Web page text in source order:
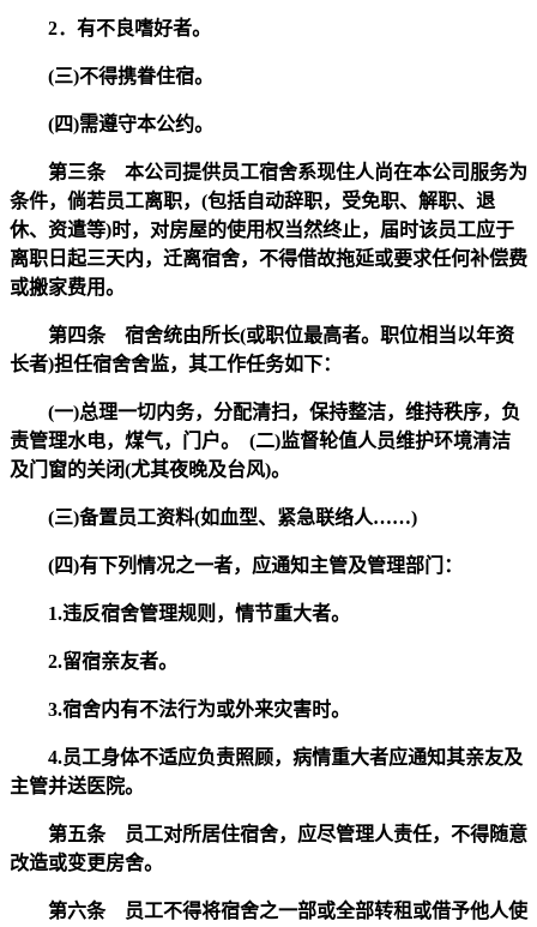
2．有不良嗜好者。
(三)不得携眷住宿。
(四)需遵守本公约。
第三条 本公司提供员工宿舍系现住人尚在本公司服务为
条件，倘若员工离职，(包括自动辞职，受免职、解职、退
休、资遣等)时，对房屋的使用权当然终止，届时该员工应于
离职日起三天内，迁离宿舍，不得借故拖延或要求任何补偿费
或搬家费用。
第四条 宿舍统由所长(或职位最高者。职位相当以年资
长者)担任宿舍舍监，其工作任务如下：
(一)总理一切内务，分配清扫，保持整洁，维持秩序，负
责管理水电，煤气，门户。 (二)监督轮值人员维护环境清洁
及门窗的关闭(尤其夜晚及台风)。
(三)备置员工资料(如血型、紧急联络人……)
(四)有下列情况之一者，应通知主管及管理部门：
1.违反宿舍管理规则，情节重大者。
2.留宿亲友者。
3.宿舍内有不法行为或外来灾害时。
4.员工身体不适应负责照顾，病情重大者应通知其亲友及
主管并送医院。
第五条 员工对所居住宿舍，应尽管理人责任，不得随意
改造或变更房舍。
第六条 员工不得将宿舍之一部或全部转租或借予他人使